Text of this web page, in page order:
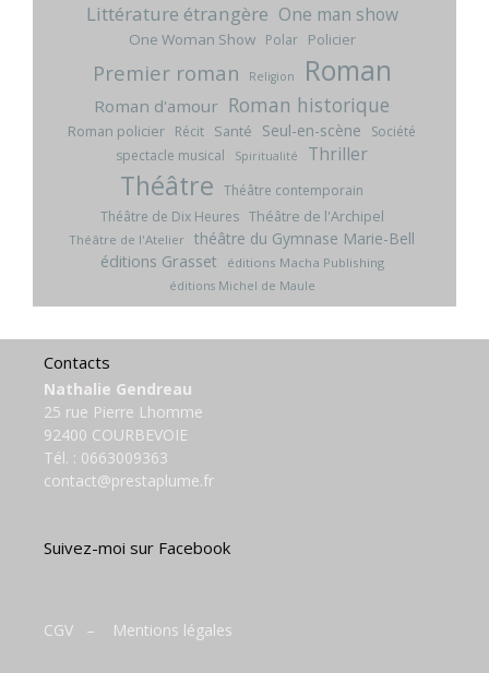
Littérature étrangère One man show
One Woman Show Polar Policier
Premier roman Religion Roman
Roman d'amour Roman historique
Roman policier Récit Santé Seul-en-scène
Société
spectacle musical
Spiritualité Thriller
Théâtre Théâtre contemporain
Théâtre de Dix Heures Théâtre de l'Archipel
Théâtre de l'Atelier théâtre du Gymnase Marie-Bell
éditions Grasset
éditions Macha Publishing
éditions Michel de Maule
Contacts
Nathalie Gendreau
25 rue Pierre Lhomme
92400 COURBEVOIE
Tél. : 0663009363
contact@prestaplume.fr
Suivez-moi sur Facebook
CGV – Mentions légales